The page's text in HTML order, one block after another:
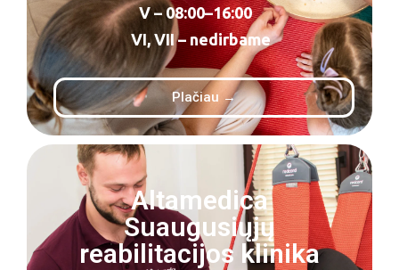
V – 08:00–16:00
VI, VII – nedirbame
Plačiau →
Altamedica
Suaugusiųjų
reabilitacijos klinika